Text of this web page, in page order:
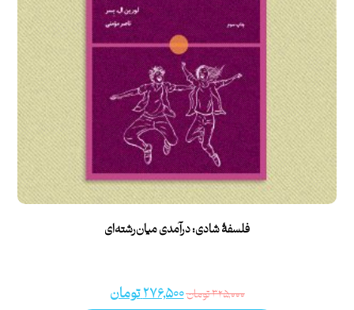
فلسفۀ شادی: درآمدی میان‌رشته‌ای
۳۲۵,۰۰۰تومان۲۷۶,۵۰۰تومان